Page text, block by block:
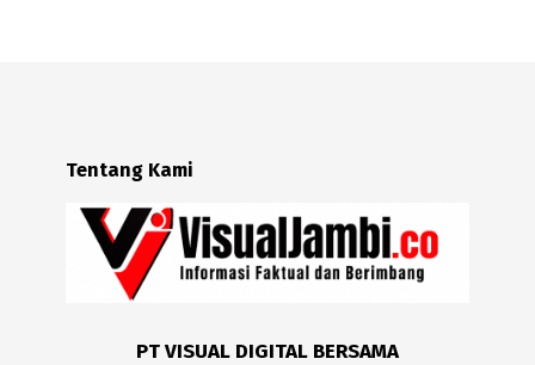
Tentang Kami
PT VISUAL DIGITAL BERSAMA